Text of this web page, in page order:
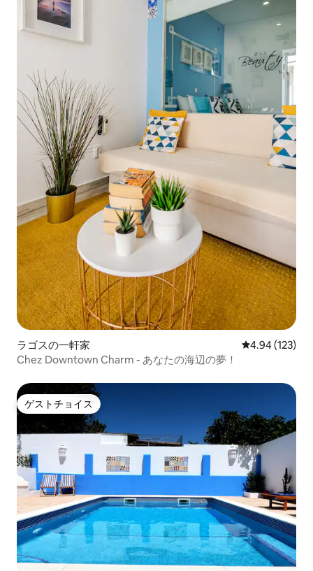
ラゴスの一軒家 レビュー123
4.94 (123)
Chez Downtown Charm - あなたの海辺の夢！
ゲストチョイス
ゲストチョイス